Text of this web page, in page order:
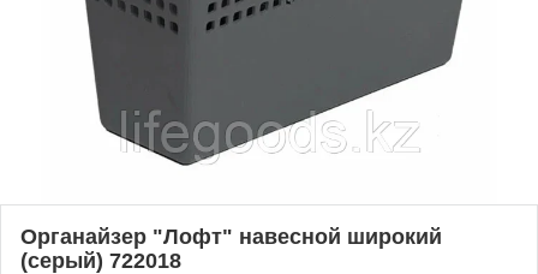
Органайзер "Лофт" навесной широкий
(серый) 722018